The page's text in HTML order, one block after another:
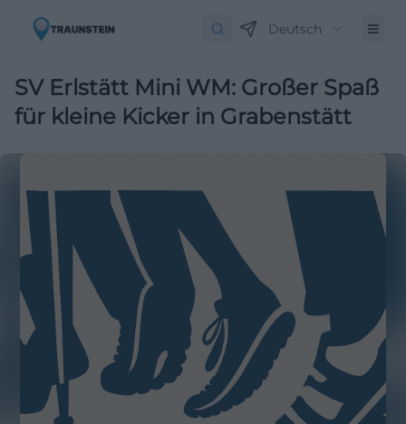
Deutsch
SV Erlstätt Mini WM: Großer Spaß
für kleine Kicker in Grabenstätt